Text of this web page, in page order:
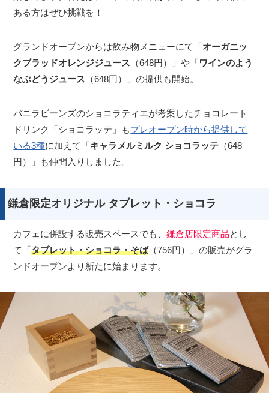
ある方はぜひ挑戦を！
グランドオープンからは飲み物メニューにて「オーガニッ
クブラッドオレンジジュース （648円）」や「ワインのよう
なぶどうジュース （648円）」の提供も開始。
バニラビーンズのショコラティエが考案したチョコレート
ドリンク「ショコラッテ」もプレオープン時から提供して
いる3種に加えて「キャラメルミルク ショコラッテ （648
円）」も仲間入りしました。
鎌倉限定オリジナル タブレット・ショコラ
カフェに併設する販売スペースでも、鎌倉店限定商品とし
て「タブレット・ショコラ・そば（756円）」の販売がグラ
ンドオープンより新たに始まります。